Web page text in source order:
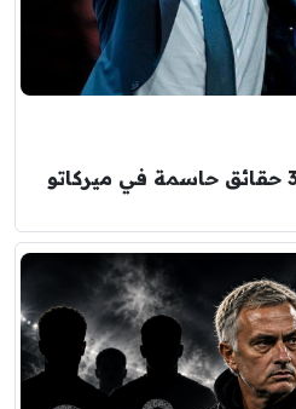
صحفي إسباني يفجرها: 3 حقائق حاسمة في ميركاتو